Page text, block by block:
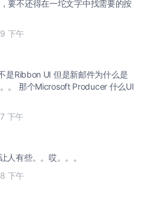
要不还得在一坨文字中找需要的按
下午
是Ribbon UI 但是新邮件为什么是
。 那个Microsoft Producer 什么UI
下午
人有些。。哎。。。
下午